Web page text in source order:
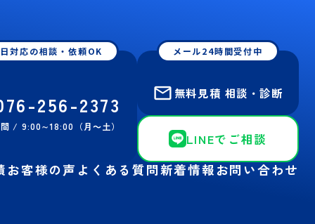
対応の相談・依頼OK
256-2373
/ 9:00∼18:00（月～土）
メール24時間受付中
無料見積 相談・診断
LINEでご相談
お客様の声 よくある質問新着情報 お問い合わせ